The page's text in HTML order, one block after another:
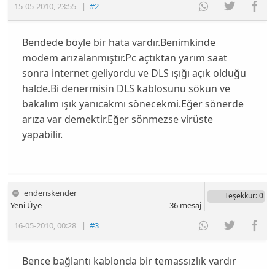
15-05-2010,23:55 |#2
Bendede böyle bir hata vardır.Benimkinde
modem arızalanmıştır.Pc açtıktan yarım saat
sonra internet geliyordu ve DLS ışığı açık olduğu
halde.Bi denermisin DLS kablosunu sökün ve
bakalım ışık yanıcakmı sönecekmi.Eğer sönerde
arıza var demektir.Eğer sönmezse virüste
yapabilir.
enderiskender
16-05-2010,00:28 |#3
Yeni Üye
Teşekkür: 0
36mesaj
Bence bağlantı kablonda bir temassızlık vardır